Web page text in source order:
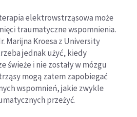
elektrowstrząsowa może
traumatyczne wspomnienia.
Marijna Kroesa z University
jednak użyć, kiedy
świeże i nie zostały w mózgu
mogą zatem zapobiegać
wspomnień, jakie zwykle
przeżyć.